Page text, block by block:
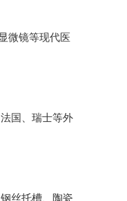
微镜等现代医
国、瑞士等外
丝托槽、陶瓷